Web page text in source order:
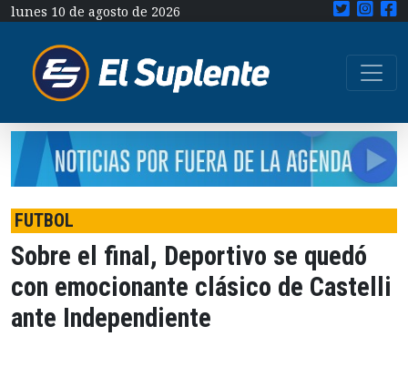
lunes 10 de agosto de 2026
FUTBOL
Sobre el final, Deportivo se quedó
con emocionante clásico de Castelli
ante Independiente